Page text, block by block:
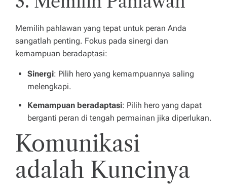
Memilih pahlawan yang tepat untuk peran Anda
sangatlah penting. Fokus pada sinergi dan
kemampuan beradaptasi:
Sinergi: Pilih hero yang kemampuannya saling
melengkapi.
Kemampuan beradaptasi: Pilih hero yang dapat
berganti peran di tengah permainan jika diperlukan.
Komunikasi
adalah Kuncinya